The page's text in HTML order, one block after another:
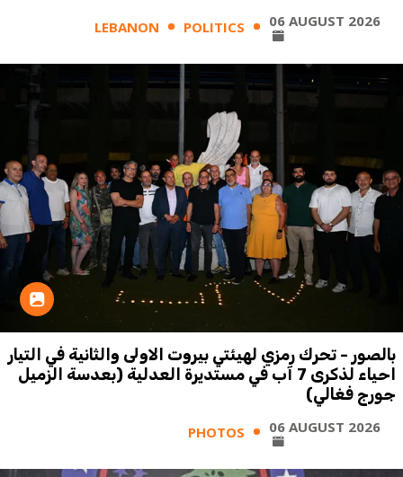
LEBANON POLITICS 06 AUGUST 2026
بالصور - تحرك رمزي لهيئتي بيروت الاولى والثانية في التيار
احياء لذكرى 7 آب في مستديرة العدلية (بعدسة الزميل
جورج فغالي)
PHOTOS 06 AUGUST 2026